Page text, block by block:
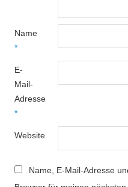
Name
*
E-
Mail-
Adresse
*
Website
Name, E-Mail-Adresse